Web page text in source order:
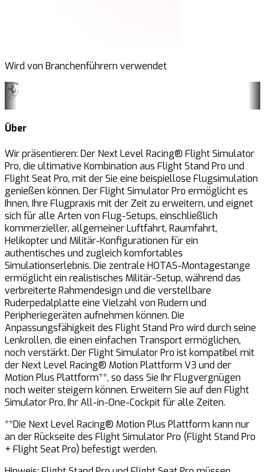
Wird von Branchenführern verwendet
Über
Wir präsentieren: Der Next Level Racing® Flight Simulator
Pro, die ultimative Kombination aus Flight Stand Pro und
Flight Seat Pro, mit der Sie eine beispiellose Flugsimulation
genießen können. Der Flight Simulator Pro ermöglicht es
Ihnen, Ihre Flugpraxis mit der Zeit zu erweitern, und eignet
sich für alle Arten von Flug-Setups, einschließlich
kommerzieller, allgemeiner Luftfahrt, Raumfahrt,
Helikopter und Militär-Konfigurationen für ein
authentisches und zugleich komfortables
Simulationserlebnis. Die zentrale HOTAS-Montagestange
ermöglicht ein realistisches Militär-Setup, während das
verbreiterte Rahmendesign und die verstellbare
Ruderpedalplatte eine Vielzahl von Rudern und
Peripheriegeräten aufnehmen können. Die
Anpassungsfähigkeit des Flight Stand Pro wird durch seine
Lenkrollen, die einen einfachen Transport ermöglichen,
noch verstärkt. Der Flight Simulator Pro ist kompatibel mit
der Next Level Racing® Motion Plattform V3 und der
Motion Plus Plattform**, so dass Sie Ihr Flugvergnügen
noch weiter steigern können. Erweitern Sie auf den Flight
Simulator Pro, Ihr All-in-One-Cockpit für alle Zeiten.
**Die Next Level Racing® Motion Plus Plattform kann nur
an der Rückseite des Flight Simulator Pro (Flight Stand Pro
+ Flight Seat Pro) befestigt werden.